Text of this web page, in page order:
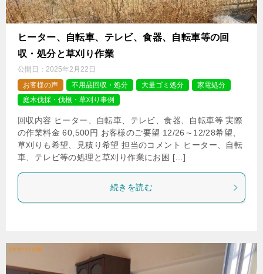
ヒーター、自転車、テレビ、食器、自転車等の回
収・処分と草刈り作業
公開日： 2025年2月22日
お客様の声
不用品回収・処分 大量ゴミ処分
家電処分
庭木伐採・伐根・草刈り事例
回収内容 ヒーター、自転車、テレビ、食器、自転車等 実際
の作業料金 60,500円 お客様のご要望 12/26～12/28希望、
草刈りも希望、見積り希望 担当のコメント ヒーター、自転
車、テレビ等の処理と草刈り作業にお困 […]
続きを読む